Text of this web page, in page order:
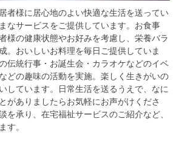
者様に居心地のよい快適な生活を送ってい
なサービスをご提供しています。お食事
様の健康状態やお好みを考慮し、栄養バラ
。おいしいお料理を毎日ご提供していま
伝統行事・お誕生会・カラオケなどのイベ
どの趣味の活動を実施。楽しく生きがいの
しています。日常生活を送るうえで、なに
がありましたらお気軽にお声がけくださ
を承り、在宅福祉サービスのご紹介など、
す。